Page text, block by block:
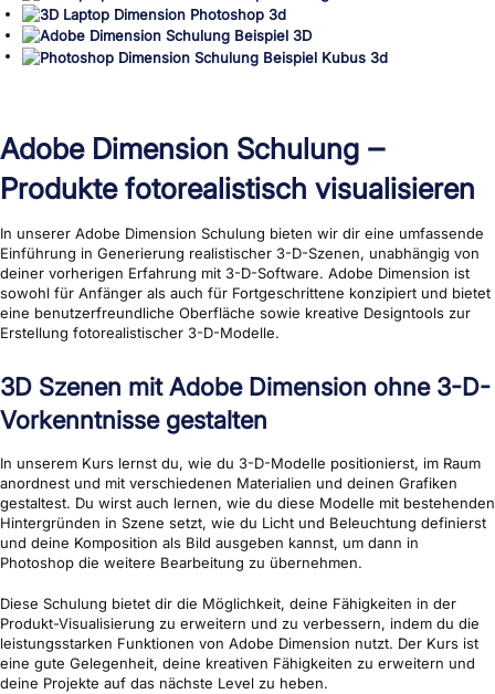
Adobe Dimension Schulung ‒
Produkte fotorealistisch visualisieren
In unserer Adobe Dimension Schulung bieten wir dir eine umfassende
Einführung in Generierung realistischer 3-D-Szenen, unabhängig von
deiner vorherigen Erfahrung mit 3-D-Software. Adobe Dimension ist
sowohl für Anfänger als auch für Fortgeschrittene konzipiert und bietet
eine benutzerfreundliche Oberfläche sowie kreative Designtools zur
Erstellung fotorealistischer 3-D-Modelle.
3D Szenen mit Adobe Dimension ohne 3-D-
Vorkenntnisse gestalten
In unserem Kurs lernst du, wie du 3-D-Modelle positionierst, im Raum
anordnest und mit verschiedenen Materialien und deinen Grafiken
gestaltest. Du wirst auch lernen, wie du diese Modelle mit bestehenden
Hintergründen in Szene setzt, wie du Licht und Beleuchtung definierst
und deine Komposition als Bild ausgeben kannst, um dann in
Photoshop die weitere Bearbeitung zu übernehmen.
Diese Schulung bietet dir die Möglichkeit, deine Fähigkeiten in der
Produkt-Visualisierung zu erweitern und zu verbessern, indem du die
leistungsstarken Funktionen von Adobe Dimension nutzt. Der Kurs ist
eine gute Gelegenheit, deine kreativen Fähigkeiten zu erweitern und
deine Projekte auf das nächste Level zu heben.